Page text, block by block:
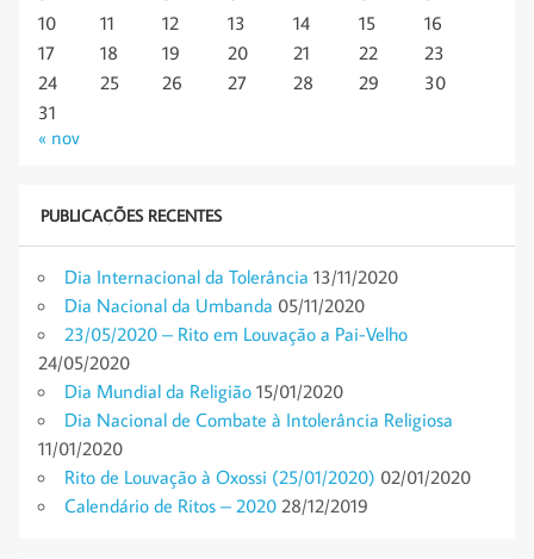
10
11 12 13 14 15
16
17
18 19 20 21 22
23
24
25 26 27 28 29
30
31
« nov
PUBLICAÇÕES RECENTES
Dia Internacional da Tolerância 13/11/2020
Dia Nacional da Umbanda 05/11/2020
23/05/2020 – Rito em Louvação a Pai-Velho
24/05/2020
Dia Mundial da Religião 15/01/2020
Dia Nacional de Combate à Intolerância Religiosa
11/01/2020
Rito de Louvação à Oxossi (25/01/2020) 02/01/2020
Calendário de Ritos – 2020 28/12/2019